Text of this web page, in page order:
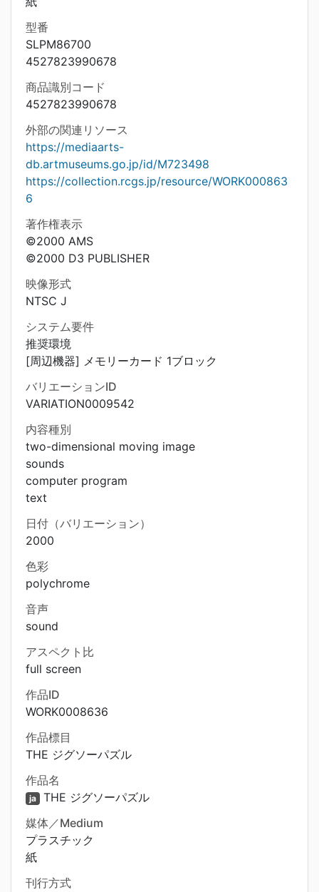
型番
SLPM86700
4527823990678
商品識別コード
4527823990678
外部の関連リソース
https://mediaarts-
db.artmuseums.go.jp/id/M723498
https://collection.rcgs.jp/resource/WORK000863
6
著作権表示
©2000 AMS
©2000 D3 PUBLISHER
映像形式
NTSC J
システム要件
推奨環境
[周辺機器] メモリーカード 1ブロック
バリエーションID
VARIATION0009542
内容種別
two-dimensional moving image
sounds
computer program
text
日付（バリエーション）
2000
色彩
polychrome
音声
sound
アスペクト比
full screen
作品ID
WORK0008636
作品標目
THE ジグソーパズル
作品名
ja THE ジグソーパズル
媒体／Medium
プラスチック
紙
刊行方式